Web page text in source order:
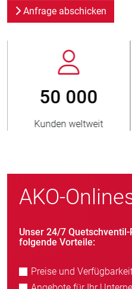
Anfrage abschicken
800
Neukunden/Jahr
AKO-
Unser 24/7
folgende Vorteile:
Preise und